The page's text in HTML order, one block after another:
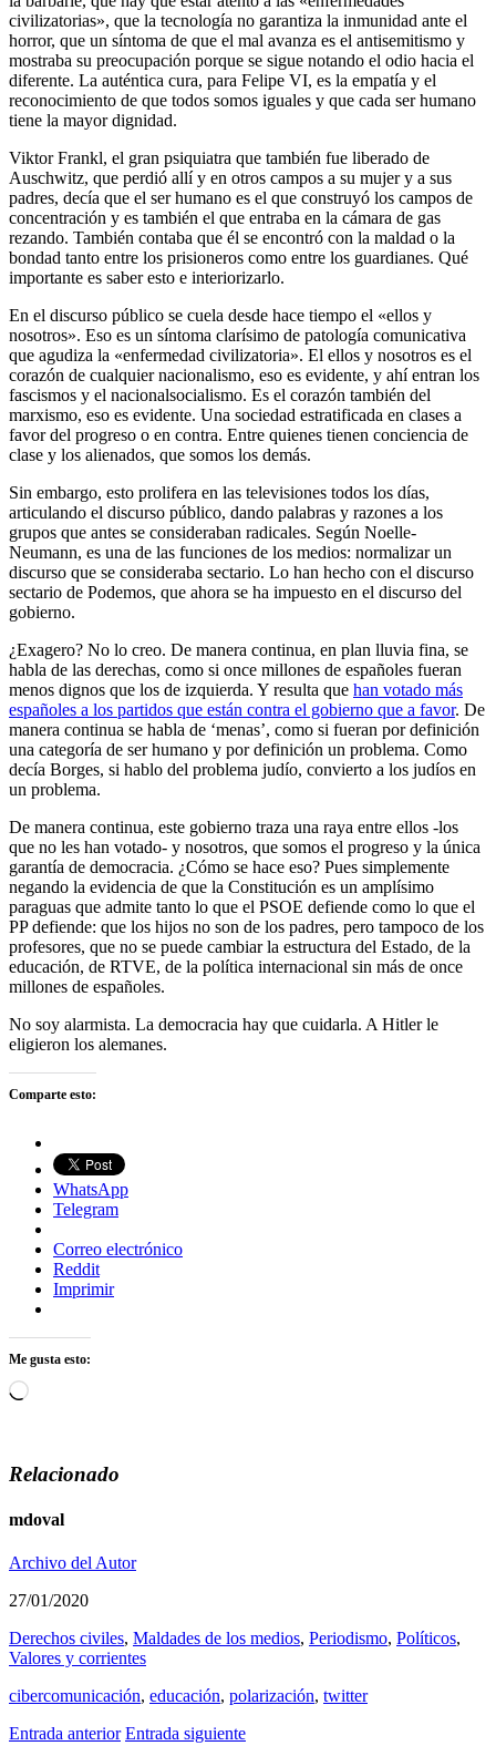
civilizatorias», que la tecnología no garantiza la inmunidad ante el
horror, que un síntoma de que el mal avanza es el antisemitismo y
mostraba su preocupación porque se sigue notando el odio hacia el
diferente. La auténtica cura, para Felipe VI, es la empatía y el
reconocimiento de que todos somos iguales y que cada ser humano
tiene la mayor dignidad.
Viktor Frankl, el gran psiquiatra que también fue liberado de
Auschwitz, que perdió allí y en otros campos a su mujer y a sus
padres, decía que el ser humano es el que construyó los campos de
concentración y es también el que entraba en la cámara de gas
rezando. También contaba que él se encontró con la maldad o la
bondad tanto entre los prisioneros como entre los guardianes. Qué
importante es saber esto e interiorizarlo.
En el discurso público se cuela desde hace tiempo el «ellos y
nosotros». Eso es un síntoma clarísimo de patología comunicativa
que agudiza la «enfermedad civilizatoria». El ellos y nosotros es el
corazón de cualquier nacionalismo, eso es evidente, y ahí entran los
fascismos y el nacionalsocialismo. Es el corazón también del
marxismo, eso es evidente. Una sociedad estratificada en clases a
favor del progreso o en contra. Entre quienes tienen conciencia de
clase y los alienados, que somos los demás.
Sin embargo, esto prolifera en las televisiones todos los días,
articulando el discurso público, dando palabras y razones a los
grupos que antes se consideraban radicales. Según Noelle-
Neumann, es una de las funciones de los medios: normalizar un
discurso que se consideraba sectario. Lo han hecho con el discurso
sectario de Podemos, que ahora se ha impuesto en el discurso del
gobierno.
¿Exagero? No lo creo. De manera continua, en plan lluvia fina, se
habla de las derechas, como si once millones de españoles fueran
menos dignos que los de izquierda. Y resulta que han votado más
españoles a los partidos que están contra el gobierno que a favor. De
manera continua se habla de ‘menas’, como si fueran por definición
una categoría de ser humano y por definición un problema. Como
decía Borges, si hablo del problema judío, convierto a los judíos en
un problema.
De manera continua, este gobierno traza una raya entre ellos -los
que no les han votado- y nosotros, que somos el progreso y la única
garantía de democracia. ¿Cómo se hace eso? Pues simplemente
negando la evidencia de que la Constitución es un amplísimo
paraguas que admite tanto lo que el PSOE defiende como lo que el
PP defiende: que los hijos no son de los padres, pero tampoco de los
profesores, que no se puede cambiar la estructura del Estado, de la
educación, de RTVE, de la política internacional sin más de once
millones de españoles.
No soy alarmista. La democracia hay que cuidarla. A Hitler le
eligieron los alemanes.
Comparte esto:
WhatsApp
Telegram
Correo electrónico
Reddit
Imprimir
Me gusta esto:
Cargando...
Relacionado
mdoval
Archivo del Autor
27/01/2020
Derechos civiles, Maldades de los medios, Periodismo, Polí­ticos,
Valores y corrientes
cibercomunicación, educación, polarización, twitter
Entrada anterior Entrada siguiente